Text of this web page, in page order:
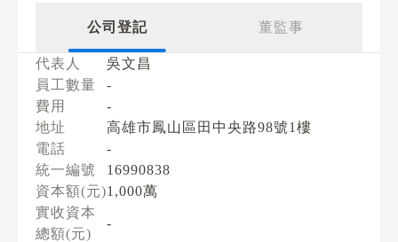
公司登記 董監事
代表人
吳文昌
員工數量
-
費用
-
地址
高雄市鳳山區田中央路98號1樓
電話
-
統一編號
16990838
資本額(元)1,000萬
實收資本
總額(元)
-